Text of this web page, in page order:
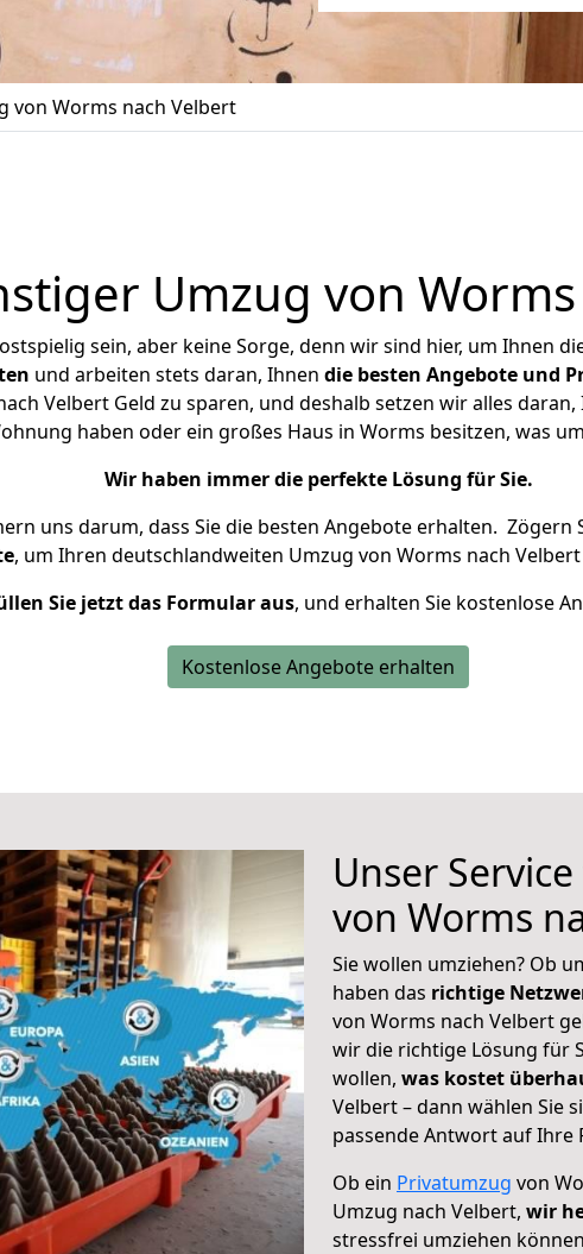
von Worms nach Velbert
Umzug von
sein, aber keine Sorge, denn wir sind hier, um Ihnen
und arbeiten stets daran, Ihnen die besten Angebote und
Velbert Geld zu sparen, und deshalb setzen wir alles
haben oder ein großes Haus in Worms besitzen, was
Wir haben immer die perfekte Lösung für Sie.
uns darum, dass Sie die besten Angebote erhalten. Zögern
, um Ihren deutschlandweiten Umzug von Worms nach
Sie jetzt das Formular aus, und erhalten Sie kostenlose
Kostenlose Angebote erhalten
Unser
von Worms
Sie wollen umziehen? Ob
haben das richtige
von Worms nach Velbert
wir die richtige Lösung für
wollen, was kostet
Velbert – dann wählen Sie
passende Antwort auf Ihre
Ob ein Privatumzug von
Umzug nach Velbert, wir
stressfrei umziehen